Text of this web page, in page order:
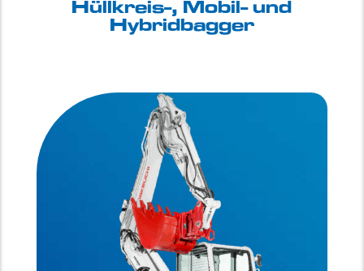
Hüllkreis-, Mobil- und
Hybridbagger